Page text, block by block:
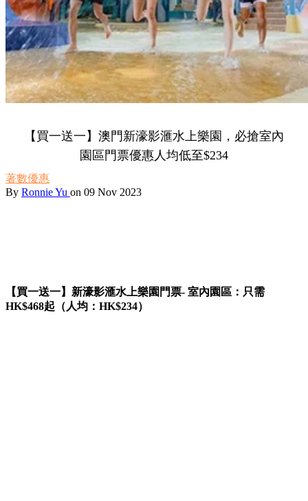
【買一送一】澳門新濠影滙水上樂園，必搶室內
園區門票優惠人均低至$234
著數優惠
By Ronnie Yu on 09 Nov 2023
【買一送一】新濠影滙水上樂園門票- 室內園區：只需
HK$468起（人均：HK$234）